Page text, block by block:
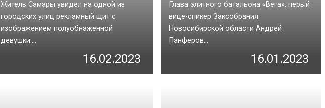
Житель Самары увидел на одной из
городских улиц рекламный щит с
изображением полуобнаженной
девушки....
16.02.2023
Глава элитного батальона «Вега», перый
вице-спикер Заксобрания
Новосибирской области Андрей
Панферов...
16.01.2023